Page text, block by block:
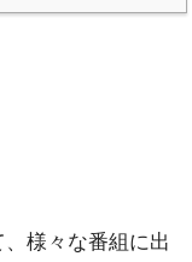
様々な番組に出